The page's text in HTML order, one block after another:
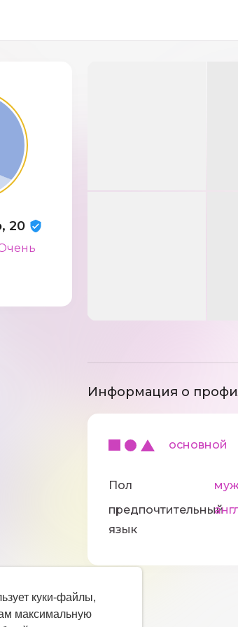
куки-файлы,
максимальную
20
Информация о
основной
Пол
предпочтительный
язык